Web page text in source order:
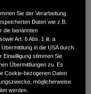
pearl
km
83 PS
Sie der Verarbeitung
Daten wie z.B.
die benannten
Art. 6 Abs. 1 lit. a
in die USA durch
stimmen Sie
Übermittlungen zu. Es
Cookie-bezogenen Daten
möglicherweise
werden.